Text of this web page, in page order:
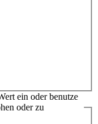
ein oder benutze
oder zu